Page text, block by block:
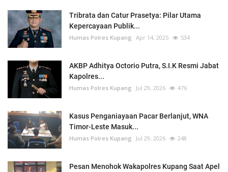
Tribrata dan Catur Prasetya: Pilar Utama
Kepercayaan Publik...
Humas Polres Kupang Apr 14, 2025 534
AKBP Adhitya Octorio Putra, S.I.K Resmi Jabat
Kapolres...
Humas Polres Kupang Jul 29, 2026 476
Kasus Penganiayaan Pacar Berlanjut, WNA
Timor-Leste Masuk...
Humas Polres Kupang Jul 29, 2026 248
Pesan Menohok Wakapolres Kupang Saat Apel